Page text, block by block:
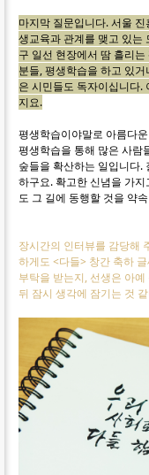
마지막 질문입니다. 서울
생교육과 관계를 맺고 있는
구 일선 현장에서 땀 흘리
분들, 평생학습을 하고 있
은 시민들도 독자이십니다.
지요.
평생학습이야말로 아름다
평생학습을 통해 많은 사람
숲들을 확산하는 일입니다.
하구요. 확고한 신념을 가
도 그 길에 동행할 것을 약
장시간의 인터뷰를 감당해
하게도 <다들> 창간 축하
부탁을 받는지, 선생은 아
뒤 잠시 생각에 잠기는 것